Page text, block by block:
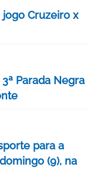
Cruzeiro x
Parada Negra
para a
(9), na